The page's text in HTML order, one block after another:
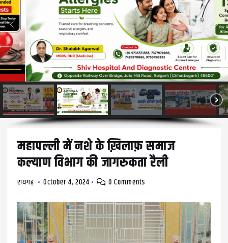
महापल्ली में नशे के ख़िलाफ़ समाज
कल्याण विभाग की जागरुकता रैली
रायगढ़ October 4, 2024 0 Comments